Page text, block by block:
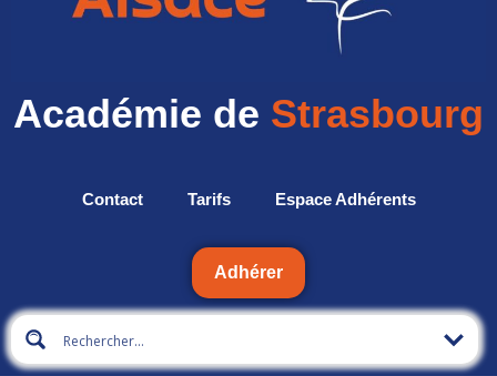
Académie de Strasbourg
Contact Tarifs Espace Adhérents
Adhérer